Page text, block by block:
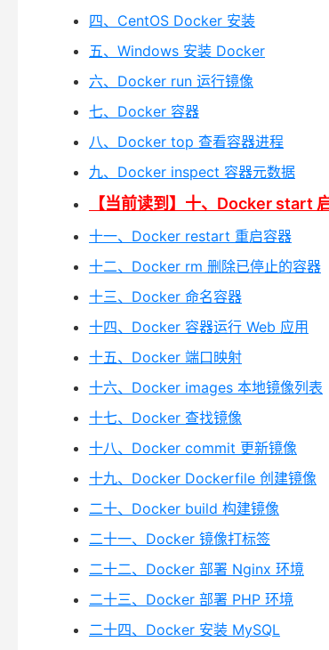
四、CentOS Docker 安装
五、Windows 安装 Docker
六、Docker run 运行镜像
七、Docker 容器
八、Docker top 查看容器进程
九、Docker inspect 容器元数据
【当前读到】十、Docker start
十一、Docker restart 重启容器
十二、Docker rm 删除已停止的容器
十三、Docker 命名容器
十四、Docker 容器运行 Web 应用
十五、Docker 端口映射
十六、Docker images 本地镜像列表
十七、Docker 查找镜像
十八、Docker commit 更新镜像
十九、Docker Dockerfile 创建镜像
二十、Docker build 构建镜像
二十一、Docker 镜像打标签
二十二、Docker 部署 Nginx 环境
二十三、Docker 部署 PHP 环境
二十四、Docker 安装 MySQL